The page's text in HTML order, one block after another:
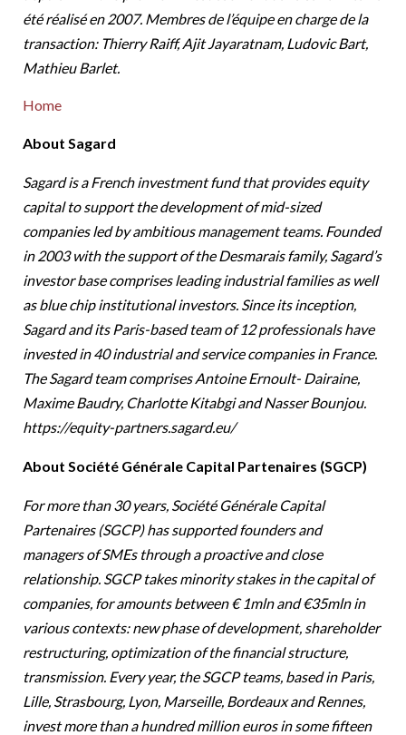
été réalisé en 2007. Membres de l’équipe en charge de la
transaction: Thierry Raiff, Ajit Jayaratnam, Ludovic Bart,
Mathieu Barlet.
Home
About Sagard
Sagard is a French investment fund that provides equity
capital to support the development of mid-sized
companies led by ambitious management teams. Founded
in 2003 with the support of the Desmarais family, Sagard’s
investor base comprises leading industrial families as well
as blue chip institutional investors. Since its inception,
Sagard and its Paris-based team of 12 professionals have
invested in 40 industrial and service companies in France.
The Sagard team comprises Antoine Ernoult- Dairaine,
Maxime Baudry, Charlotte Kitabgi and Nasser Bounjou.
https://equity-partners.sagard.eu/
About Société Générale Capital Partenaires (SGCP)
For more than 30 years, Société Générale Capital
Partenaires (SGCP) has supported founders and
managers of SMEs through a proactive and close
relationship. SGCP takes minority stakes in the capital of
companies, for amounts between € 1mln and €35mln in
various contexts: new phase of development, shareholder
restructuring, optimization of the financial structure,
transmission. Every year, the SGCP teams, based in Paris,
Lille, Strasbourg, Lyon, Marseille, Bordeaux and Rennes,
invest more than a hundred million euros in some fifteen